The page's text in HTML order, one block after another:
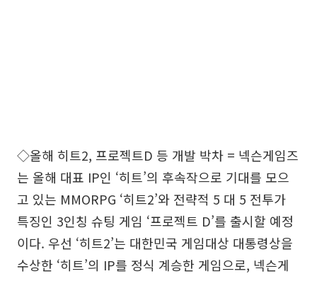
◇올해 히트2, 프로젝트D 등 개발 박차 = 넥슨게임즈
는 올해 대표 IP인 ‘히트’의 후속작으로 기대를 모으
고 있는 MMORPG ‘히트2’와 전략적 5 대 5 전투가
특징인 3인칭 슈팅 게임 ‘프로젝트 D’를 출시할 예정
이다. 우선 ‘히트2’는 대한민국 게임대상 대통령상을
수상한 ‘히트’의 IP를 정식 계승한 게임으로, 넥슨게